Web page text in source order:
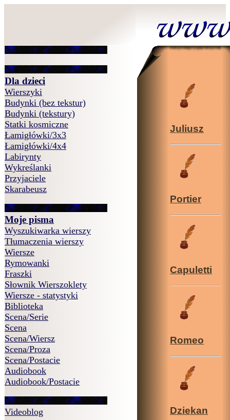
Dla dzieci
Wierszyki
Budynki (bez tekstur)
Budynki (tekstury)
Statki kosmiczne
Łamigłówki/3x3
Łamigłówki/4x4
Labirynty
Wykreślanki
Przyjaciele
Skarabeusz
Moje pisma
Wyszukiwarka wierszy
Tłumaczenia wierszy
Wiersze
Rymowanki
Fraszki
Słownik Wierszoklety
Wiersze - statystyki
Biblioteka
Scena/Serie
Scena
Scena/Wiersz
Scena/Proza
Scena/Postacie
Audiobook
Audiobook/Postacie
Videoblog
Juliusz
Portier
Capuletti
Romeo
Dziekan